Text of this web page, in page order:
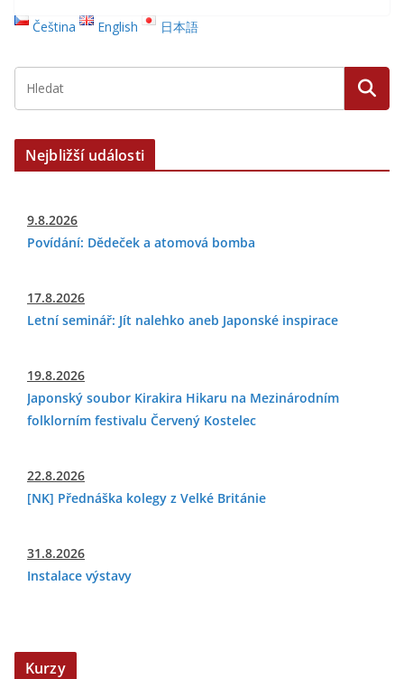
Čeština English 日本語
Nejbližší události
9.8.2026
Povídání: Dědeček a atomová bomba
17.8.2026
Letní seminář: Jít nalehko aneb Japonské inspirace
19.8.2026
Japonský soubor Kirakira Hikaru na Mezinárodním
folklorním festivalu Červený Kostelec
22.8.2026
[NK] Přednáška kolegy z Velké Británie
31.8.2026
Instalace výstavy
Kurzy